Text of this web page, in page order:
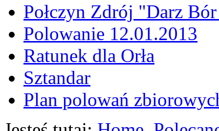
Połczyn Zdrój "Darz
Polowanie 12.01.2013
Ratunek dla Orła
Sztandar
Plan polowań